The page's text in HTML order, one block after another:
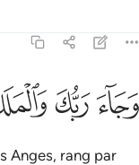
وجاء ربك والملك صفا صفا
وَجَآءَ رَبُّكَ وَٱلْمَلَكُ
ﳌﳍ
Anges, rang par